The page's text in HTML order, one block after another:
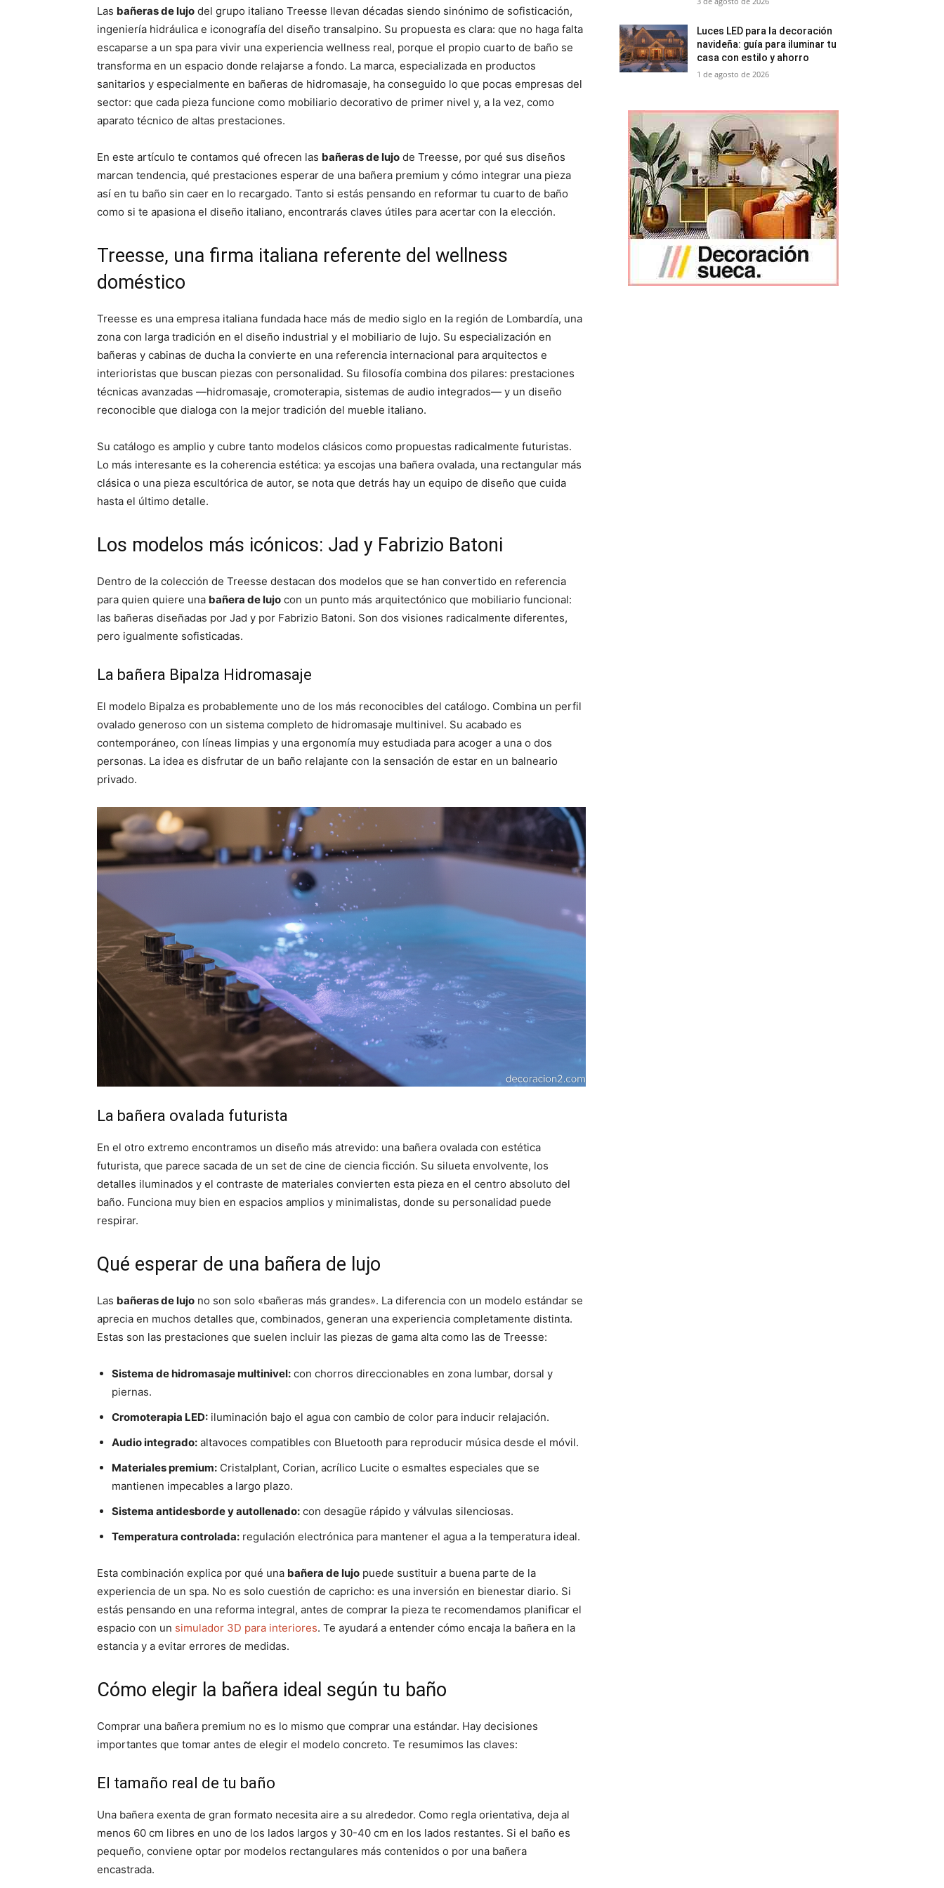
p
a
r
t
i
e
n
a
r
t
i
e
p
a
r
t
i
e
n
a
r
t
i
e
n
p
a
r
t
i
e
n
Las bañeras de lujo del grupo italiano Treesse llevan décadas siendo sinónimo de sofisticación,
ingeniería hidráulica e iconografía del diseño transalpino. Su propuesta es clara: que no haga falta
escaparse a un spa para vivir una experiencia wellness real, porque el propio cuarto de baño se
transforma en un espacio donde relajarse a fondo. La marca, especializada en productos
sanitarios y especialmente en bañeras de hidromasaje, ha conseguido lo que pocas empresas del
sector: que cada pieza funcione como mobiliario decorativo de primer nivel y, a la vez, como
aparato técnico de altas prestaciones.
En este artículo te contamos qué ofrecen las bañeras de lujo de Treesse, por qué sus diseños
marcan tendencia, qué prestaciones esperar de una bañera premium y cómo integrar una pieza
así en tu baño sin caer en lo recargado. Tanto si estás pensando en reformar tu cuarto de baño
como si te apasiona el diseño italiano, encontrarás claves útiles para acertar con la elección.
Treesse, una firma italiana referente del wellness
doméstico
Treesse es una empresa italiana fundada hace más de medio siglo en la región de Lombardía, una
zona con larga tradición en el diseño industrial y el mobiliario de lujo. Su especialización en
bañeras y cabinas de ducha la convierte en una referencia internacional para arquitectos e
interioristas que buscan piezas con personalidad. Su filosofía combina dos pilares: prestaciones
técnicas avanzadas —hidromasaje, cromoterapia, sistemas de audio integrados— y un diseño
reconocible que dialoga con la mejor tradición del mueble italiano.
Su catálogo es amplio y cubre tanto modelos clásicos como propuestas radicalmente futuristas.
Lo más interesante es la coherencia estética: ya escojas una bañera ovalada, una rectangular más
clásica o una pieza escultórica de autor, se nota que detrás hay un equipo de diseño que cuida
hasta el último detalle.
Los modelos más icónicos: Jad y Fabrizio Batoni
Dentro de la colección de Treesse destacan dos modelos que se han convertido en referencia
para quien quiere una bañera de lujo con un punto más arquitectónico que mobiliario funcional:
las bañeras diseñadas por Jad y por Fabrizio Batoni. Son dos visiones radicalmente diferentes,
pero igualmente sofisticadas.
La bañera Bipalza Hidromasaje
El modelo Bipalza es probablemente uno de los más reconocibles del catálogo. Combina un perfil
ovalado generoso con un sistema completo de hidromasaje multinivel. Su acabado es
contemporáneo, con líneas limpias y una ergonomía muy estudiada para acoger a una o dos
personas. La idea es disfrutar de un baño relajante con la sensación de estar en un balneario
privado.
La bañera ovalada futurista
En el otro extremo encontramos un diseño más atrevido: una bañera ovalada con estética
futurista, que parece sacada de un set de cine de ciencia ficción. Su silueta envolvente, los
detalles iluminados y el contraste de materiales convierten esta pieza en el centro absoluto del
baño. Funciona muy bien en espacios amplios y minimalistas, donde su personalidad puede
respirar.
Qué esperar de una bañera de lujo
Las bañeras de lujo no son solo «bañeras más grandes». La diferencia con un modelo estándar se
aprecia en muchos detalles que, combinados, generan una experiencia completamente distinta.
Estas son las prestaciones que suelen incluir las piezas de gama alta como las de Treesse:
Sistema de hidromasaje multinivel: con chorros direccionables en zona lumbar, dorsal y
piernas.
Cromoterapia LED: iluminación bajo el agua con cambio de color para inducir relajación.
Audio integrado: altavoces compatibles con Bluetooth para reproducir música desde el móvil.
Materiales premium: Cristalplant, Corian, acrílico Lucite o esmaltes especiales que se
mantienen impecables a largo plazo.
Sistema antidesborde y autollenado: con desagüe rápido y válvulas silenciosas.
Temperatura controlada: regulación electrónica para mantener el agua a la temperatura ideal.
Esta combinación explica por qué una bañera de lujo puede sustituir a buena parte de la
experiencia de un spa. No es solo cuestión de capricho: es una inversión en bienestar diario. Si
estás pensando en una reforma integral, antes de comprar la pieza te recomendamos planificar el
espacio con un simulador 3D para interiores. Te ayudará a entender cómo encaja la bañera en la
estancia y a evitar errores de medidas.
Cómo elegir la bañera ideal según tu baño
Comprar una bañera premium no es lo mismo que comprar una estándar. Hay decisiones
importantes que tomar antes de elegir el modelo concreto. Te resumimos las claves:
El tamaño real de tu baño
Una bañera exenta de gran formato necesita aire a su alrededor. Como regla orientativa, deja al
menos 60 cm libres en uno de los lados largos y 30-40 cm en los lados restantes. Si el baño es
pequeño, conviene optar por modelos rectangulares más contenidos o por una bañera
encastrada.
Luces LED para la decoración
navideña: guía para iluminar tu
casa con estilo y ahorro
1 de agosto de 2026